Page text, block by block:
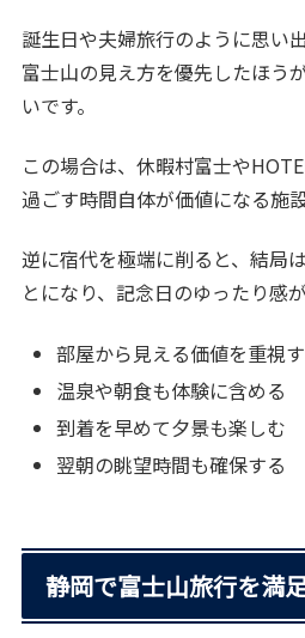
誕生日や夫婦旅行のように思い
富士山の見え方を優先したほう
いです。
この場合は、休暇村富士や
過ごす時間自体が価値になる施
逆に宿代を極端に削ると、結局
とになり、記念日のゆったり感
部屋から見える価値を重視
温泉や朝食も体験に含める
到着を早めて夕景も楽しむ
翌朝の眺望時間も確保する
静岡で富士山旅行を満